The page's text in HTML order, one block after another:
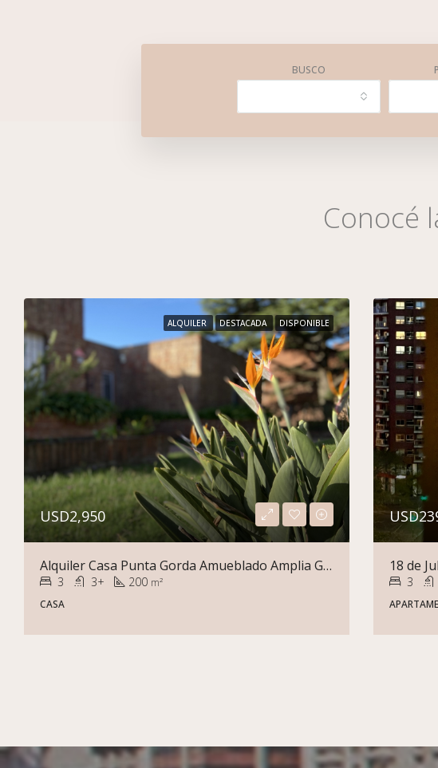
BUSCO
Conocé
ALQUILER DESTACADA DISPONIBLE
USD2,950
Alquiler Casa Punta Gorda Amueblado Amplia Garage Varios Autos
3 3+ 200 m²
CASA
3